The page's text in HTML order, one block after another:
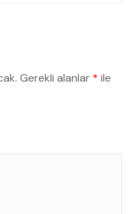
Gerekli alanlar * ile